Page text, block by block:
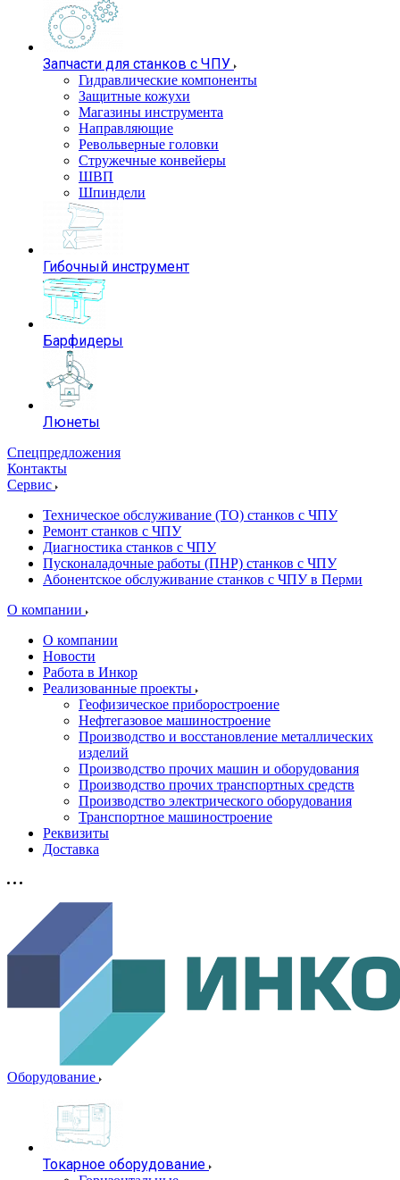
Запчасти для станков с ЧПУ
Гидравлические компоненты
Защитные кожухи
Магазины инструмента
Направляющие
Револьверные головки
Стружечные конвейеры
ШВП
Шпиндели
Гибочный инструмент
Барфидеры
Люнеты
Спецпредложения
Контакты
Сервис
Техническое обслуживание (ТО) станков с ЧПУ
Ремонт станков с ЧПУ
Диагностика станков с ЧПУ
Пусконаладочные работы (ПНР) станков с ЧПУ
Абонентское обслуживание станков с ЧПУ в Перми
О компании
О компании
Новости
Работа в Инкор
Реализованные проекты
Геофизическое приборостроение
Нефтегазовое машиностроение
Производство и восстановление металлических
изделий
Производство прочих машин и оборудования
Производство прочих транспортных средств
Производство электрического оборудования
Транспортное машиностроение
Реквизиты
Доставка
Оборудование
Токарное оборудование